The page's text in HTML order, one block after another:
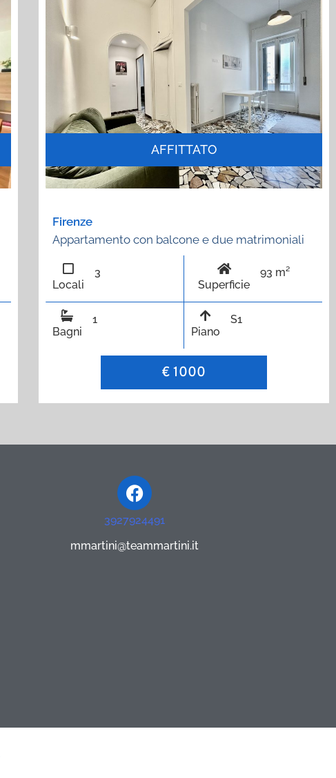
AFFITTATO
Firenze
Appartamento con balcone e due matrimoniali
Locali
3
Superficie
93 m²
Bagni
1
Piano
S1
€ 1000
Facebook
3927924491
mmartini@teammartini.it